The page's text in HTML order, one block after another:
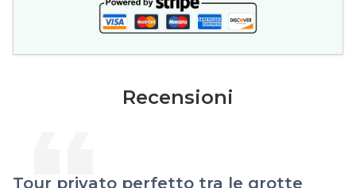
Recensioni
Esperienza unica e totale privacy